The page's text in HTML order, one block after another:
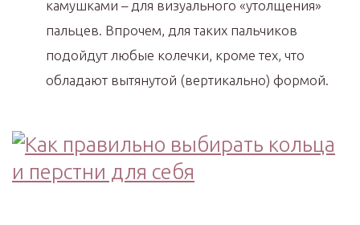
камушками – для визуального «утолщения»
пальцев. Впрочем, для таких пальчиков
подойдут любые колечки, кроме тех, что
обладают вытянутой (вертикально) формой.